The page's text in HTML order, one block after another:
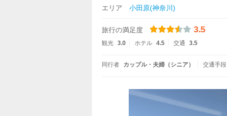
エリア 小田原(神奈川)
旅行の満足度 3.5
観光 3.0 ホテル 4.5 交通 3.5
同行者 カップル・夫婦（シニア） 交通手段